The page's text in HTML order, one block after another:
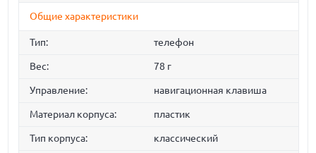
Общие характеристики
Тип: телефон
Вес: 78 г
Управление: навигационная клавиша
Материал корпуса: пластик
Тип корпуса: классический